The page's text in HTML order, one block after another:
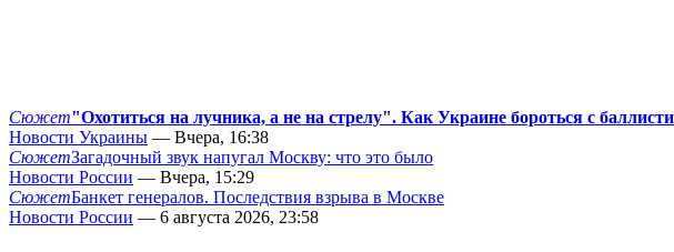
Сюжет"Охотиться на лучника, а не на стрелу". Как Украине бороться с
Новости Украины — Вчера, 16:38
СюжетЗагадочный звук напугал Москву: что это было
Новости России — Вчера, 15:29
СюжетБанкет генералов. Последствия взрыва в Москве
Новости России — 6 августа 2026, 23:58